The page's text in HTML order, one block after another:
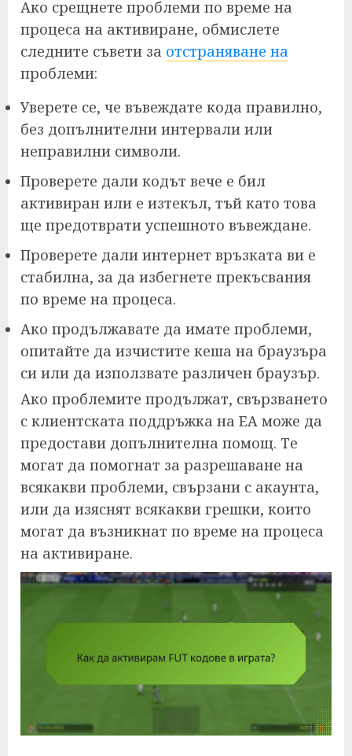
Ако срещнете проблеми по време на
процеса на активиране, обмислете
следните съвети за отстраняване на
проблеми:
Уверете се, че въвеждате кода правилно,
без допълнителни интервали или
неправилни символи.
Проверете дали кодът вече е бил
активиран или е изтекъл, тъй като това
ще предотврати успешното въвеждане.
Проверете дали интернет връзката ви е
стабилна, за да избегнете прекъсвания
по време на процеса.
Ако продължавате да имате проблеми,
опитайте да изчистите кеша на браузъра
си или да използвате различен браузър.
Ако проблемите продължат, свързването
с клиентската поддръжка на EA може да
предостави допълнителна помощ. Те
могат да помогнат за разрешаване на
всякакви проблеми, свързани с акаунта,
или да изяснят всякакви грешки, които
могат да възникнат по време на процеса
на активиране.